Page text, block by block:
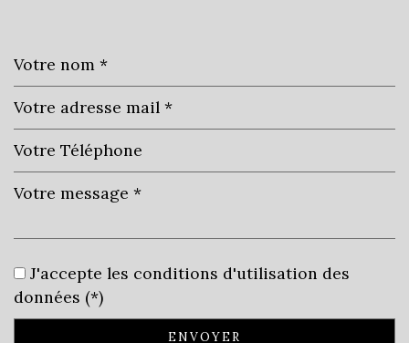
École primaire
Bibliothèque
J'accepte les conditions d'utilisation des
données (*)
ENVOYER